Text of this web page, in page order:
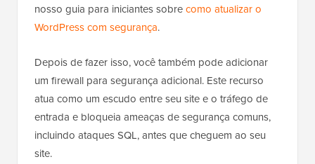
nosso guia para iniciantes sobrecomo atualizar o
WordPress com segurança.
Depois de fazer isso, você também pode adicionar
um firewall para segurança adicional. Este recurso
atua como um escudo entre seu site e o tráfego de
entrada e bloqueia ameaças de segurança comuns,
incluindo ataques SQL, antes que cheguem ao seu
site.